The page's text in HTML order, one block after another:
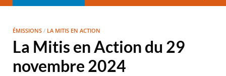
ÉMISSIONS / LA MITIS EN ACTION
La Mitis en Action du 29
novembre 2024